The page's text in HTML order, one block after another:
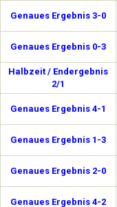
Genaues Ergebnis 3-0
Genaues Ergebnis 0-3
Halbzeit / Endergebnis
2/1
Genaues Ergebnis 4-1
Genaues Ergebnis 1-3
Genaues Ergebnis 2-0
Genaues Ergebnis 4-2